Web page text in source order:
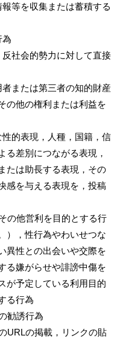
報等を収集または蓄積する
為
反社会的勢力に対して直接
者または第三者の知的財産
の他の権利または利益を
性的表現，人種，国籍，信
る差別につながる表現，
たは助長する表現，その
感を与える表現を，投稿
の他営利を目的とする行
），性行為やわいせつな
異性との出会いや交際を
る嫌がらせや誹謗中傷を
が予定している利用目的
る行為
勧誘行為
URLの掲載，リンクの貼